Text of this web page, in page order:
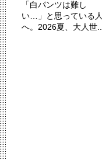
「白パンツは難し
い…」と思っている人
へ。2026夏、大人世...